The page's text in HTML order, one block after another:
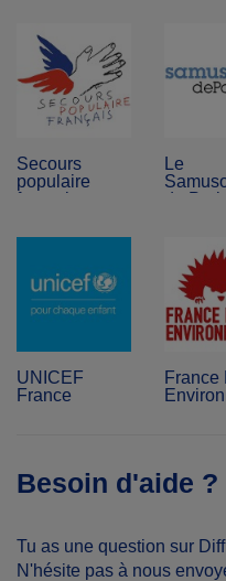
Secours
populaire
français
Le
de Paris
UNICEF
France
France
Besoin d'aide ?
Tu as une question sur
N'hésite pas à nous